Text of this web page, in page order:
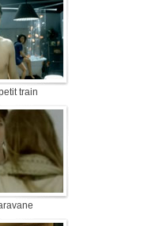
train